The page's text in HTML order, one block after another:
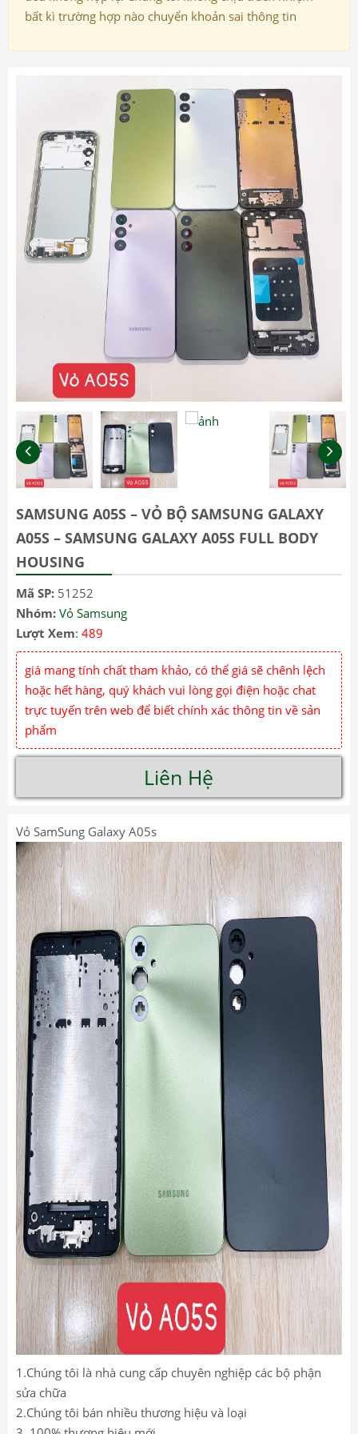
bất kì trường hợp nào chuyển khoản sai thông tin
SAMSUNG A05S – VỎ BỘ SAMSUNG GALAXY
A05S – SAMSUNG GALAXY A05S FULL BODY
HOUSING
Mã SP: 51252
Nhóm: Vỏ Samsung
Lượt Xem: 489
giá mang tính chất tham khảo, có thể giá sẽ chênh lệch
hoặc hết hàng, quý khách vui lòng gọi điện hoặc chat
trực tuyến trên web để biết chính xác thông tin về sản
phẩm
Liên Hệ
Vỏ SamSung Galaxy A05s
1.Chúng tôi là nhà cung cấp chuyên nghiệp các bộ phận
sửa chữa
2.Chúng tôi bán nhiều thương hiệu và loại